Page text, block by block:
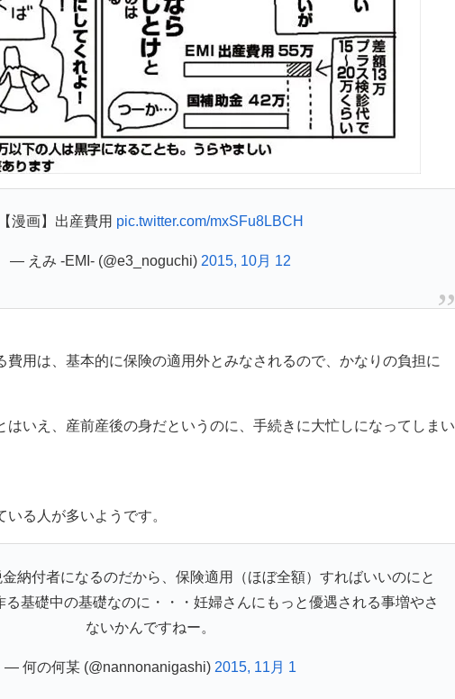
【漫画】出産費用 pic.twitter.com/mxSFu8LBCH
— えみ -EMI- (@e3_noguchi) 2015, 10月 12
費用は、基本的に保険の適用外とみなされるので、かなりの負担に
はいえ、産前産後の身だというのに、手続きに大忙しになってしまい
る人が多いようです。
金納付者になるのだから、保険適用（ほぼ全額）すればいいのにと
る基礎中の基礎なのに・・・妊婦さんにもっと優遇される事増やさ
ないかんですねー。
— 何の何某 (@nannonanigashi) 2015, 11月 1